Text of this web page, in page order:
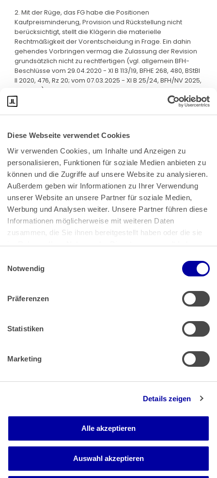
Diese Webseite verwendet Cookies
Wir verwenden Cookies, um Inhalte und Anzeigen zu
personalisieren, Funktionen für soziale Medien anbieten zu
können und die Zugriffe auf unsere Website zu analysieren.
Außerdem geben wir Informationen zu Ihrer Verwendung
unserer Website an unsere Partner für soziale Medien,
Werbung und Analysen weiter. Unsere Partner führen diese
Informationen möglicherweise mit weiteren Daten
zusammen, die Sie ihnen bereitgestellt haben oder die sie
im Rahmen Ihrer Nutzung der Dienste gesammelt haben.
Impressum
Notwendig
Präferenzen
Statistiken
Marketing
Details zeigen
Alle akzeptieren
Auswahl akzeptieren
2. Mit der Rüge, das FG habe die Positionen
Kaufpreisminderung, Provision und Rückstellung nicht
berücksichtigt, stellt die Klägerin die materielle
Rechtmäßigkeit der Vorentscheidung in Frage. Ein dahin
gehendes Vorbringen vermag die Zulassung der Revision
grundsätzlich nicht zu rechtfertigen (vgl. allgemein BFH-
Beschlüsse vom 29.04.2020 - XI B 113/19, BFHE 268, 480, BStBl
II 2020, 476, Rz 20; vom 07.03.2025 - XI B 25/24, BFH/NV 2025,
529, Rz 7).
Bundeskanzlerplatz 2
53113 Bonn
Pressemitteilungen|AGB
Impressum|Datenschutz
Muster Widerrufsformular (PDF)
Barrierefreiheit